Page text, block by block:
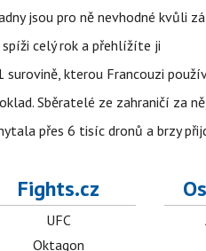
jsou pro ně nevhodné kvůli
celý rok a přehlížíte ji
surovině, kterou Francouzi
Sběratelé ze zahraničí za
přes 6 tisíc dronů a brzy
Fights.cz
UFC
Oktagon